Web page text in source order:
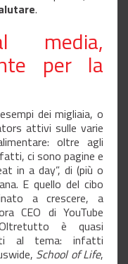
.
media,
per la
dei migliaia, o
attivi sulle varie
oltre agli
ci sono pagine e
in a day”, di (più o
E quello del cibo
a crescere, a
CEO di YouTube
è quasi
al tema: infatti
School of Life,